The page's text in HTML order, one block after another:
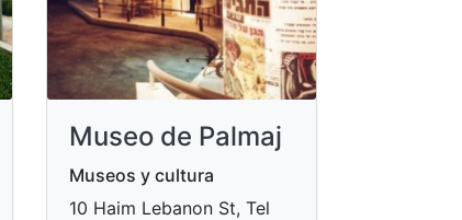
Museo de Palmaj
Museos y cultura
10 Haim Lebanon St, Tel